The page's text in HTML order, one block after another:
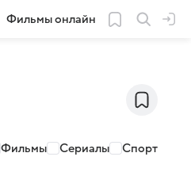
Фильмы онлайн
Фильмы Сериалы Спорт